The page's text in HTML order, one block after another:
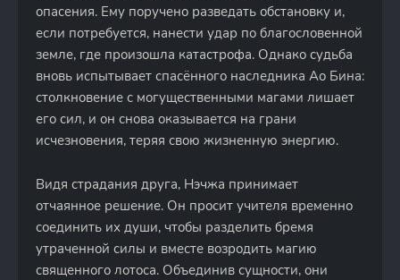
опасения. Ему поручено разведать обстановку и,
если потребуется, нанести удар по благословенной
земле, где произошла катастрофа. Однако судьба
вновь испытывает спасённого наследника Ао Бина:
столкновение с могущественными магами лишает
его сил, и он снова оказывается на грани
исчезновения, теряя свою жизненную энергию.
Видя страдания друга, Нэчжа принимает
отчаянное решение. Он просит учителя временно
соединить их души, чтобы разделить бремя
утраченной силы и вместе возродить магию
священного лотоса. Объединив сущности, они